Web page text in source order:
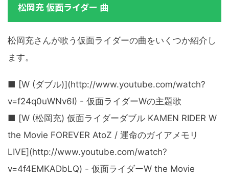
松岡充 仮面ライダー 曲
松岡充さんが歌う仮面ライダーの曲をいくつか紹介し
ます。
■ [W (ダブル)](http://www.youtube.com/watch?
v=f24q0uWNv6I) - 仮面ライダーWの主題歌
■ [W (松岡充) 仮面ライダーダブル KAMEN RIDER W
the Movie FOREVER AtoZ / 運命のガイアメモリ
LIVE](http://www.youtube.com/watch?
v=4f4EMKADbLQ) - 仮面ライダーW the Movie